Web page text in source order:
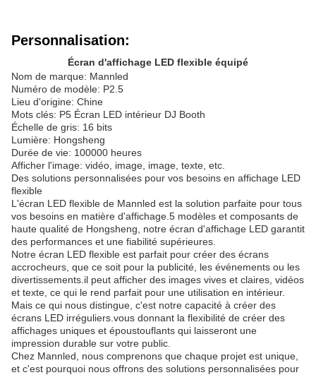
Personnalisation:
Écran d'affichage LED flexible équipé
Nom de marque: Mannled
Numéro de modèle: P2.5
Lieu d'origine: Chine
Mots clés: P5 Écran LED intérieur DJ Booth
Échelle de gris: 16 bits
Lumière: Hongsheng
Durée de vie: 100000 heures
Afficher l'image: vidéo, image, image, texte, etc.
Des solutions personnalisées pour vos besoins en affichage LED
flexible
L'écran LED flexible de Mannled est la solution parfaite pour tous
vos besoins en matière d'affichage.5 modèles et composants de
haute qualité de Hongsheng, notre écran d'affichage LED garantit
des performances et une fiabilité supérieures.
Notre écran LED flexible est parfait pour créer des écrans
accrocheurs, que ce soit pour la publicité, les événements ou les
divertissements.il peut afficher des images vives et claires, vidéos
et texte, ce qui le rend parfait pour une utilisation en intérieur.
Mais ce qui nous distingue, c'est notre capacité à créer des
écrans LED irréguliers.vous donnant la flexibilité de créer des
affichages uniques et époustouflants qui laisseront une
impression durable sur votre public.
Chez Mannled, nous comprenons que chaque projet est unique,
et c'est pourquoi nous offrons des solutions personnalisées pour